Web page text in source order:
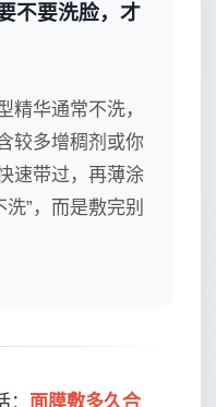
不要洗脸，才
精华通常不洗，
较多增稠剂或你
速带过，再薄涂
”，而是敷完别
面膜敷多久合